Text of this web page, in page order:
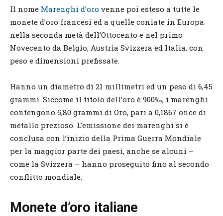
Il nome Marenghi d’oro venne poi esteso a tutte le
monete d’oro francesi ed a quelle coniate in Europa
nella seconda metà dell’Ottocento e nel primo
Novecento da Belgio, Austria Svizzera ed Italia, con
peso e dimensioni prefissate.
Hanno un diametro di 21 millimetri ed un peso di 6,45
grammi. Siccome il titolo dell’oro è 900‰, i marenghi
contengono 5,80 grammi di Oro, pari a 0,1867 once di
metallo prezioso. L’emissione dei marenghi si è
conclusa con l’inizio della Prima Guerra Mondiale
per la maggior parte dei paesi, anche se alcuni –
come la Svizzera – hanno proseguito fino al secondo
conflitto mondiale.
Monete d’oro italiane